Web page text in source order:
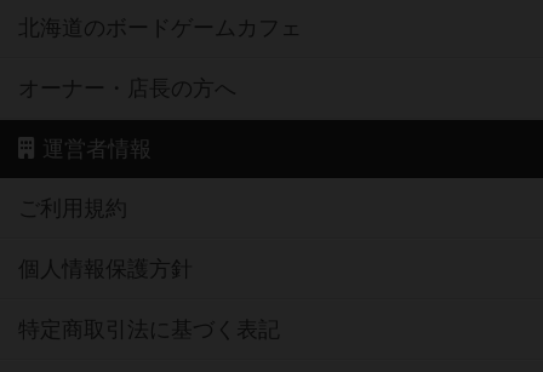
北海道のボードゲームカフェ
オーナー・店長の方へ
運営者情報
ご利用規約
個人情報保護方針
特定商取引法に基づく表記